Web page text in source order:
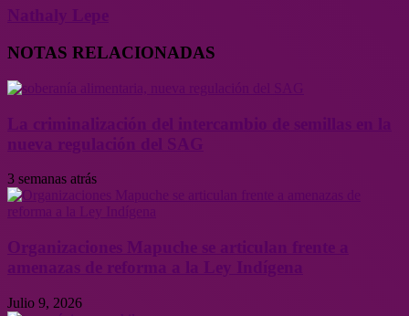
NOTAS RELACIONADAS
3 semanas atrás
Julio 9, 2026